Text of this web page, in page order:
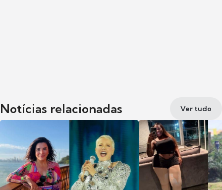
Notícias relacionadas Ver tudo